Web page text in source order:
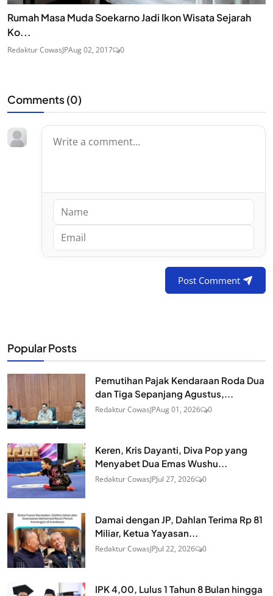
Rumah Masa Muda Soekarno Jadi Ikon Wisata Sejarah
Ko...
Redaktur CowasJPAug 02, 2017 0
Comments (0)
Post Comment
Popular Posts
Pemutihan Pajak Kendaraan Roda Dua
dan Tiga Sepanjang Agustus,...
Redaktur CowasJPAug 01, 2026 0
Keren, Kris Dayanti, Diva Pop yang
Menyabet Dua Emas Wushu...
Redaktur CowasJPJul 27, 2026 0
Damai dengan JP, Dahlan Terima Rp 81
Miliar, Ketua Yayasan...
Redaktur CowasJPJul 22, 2026 0
IPK 4,00, Lulus 1 Tahun 8 Bulan hingga